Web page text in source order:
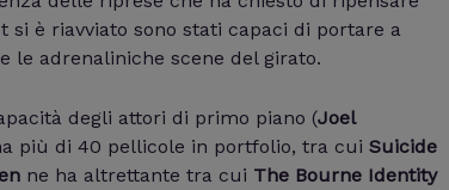
si è riavviato sono stati capaci di portare a
le adrenaliniche scene del girato.
degli attori di primo piano (Joel
più di 40 pellicole in portfolio, tra cui Suicide
ne ha altrettante tra cui The Bourne Identity